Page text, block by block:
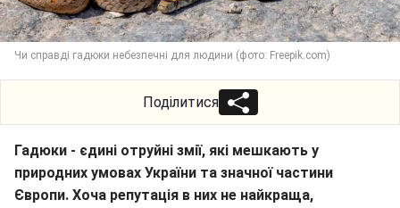
Чи справді гадюки небезпечні для людини (фото: Freepik.com)
Поділитися
Гадюки - єдині отруйні змії, які мешкають у
природних умовах України та значної частини
Європи. Хоча репутація в них не найкраща,